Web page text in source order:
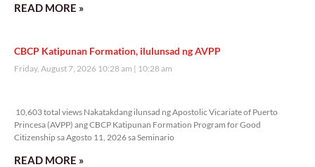
READ MORE »
CBCP Katipunan Formation, ilulunsad ng AVPP
Friday, August 7, 2026 10:28 am 10:28 am
10,603 total views Nakatakdang ilunsad ng Apostolic Vicariate of Puerto
Princesa (AVPP) ang CBCP Katipunan Formation Program for Good
Citizenship sa Agosto 11, 2026 sa Seminario
READ MORE »